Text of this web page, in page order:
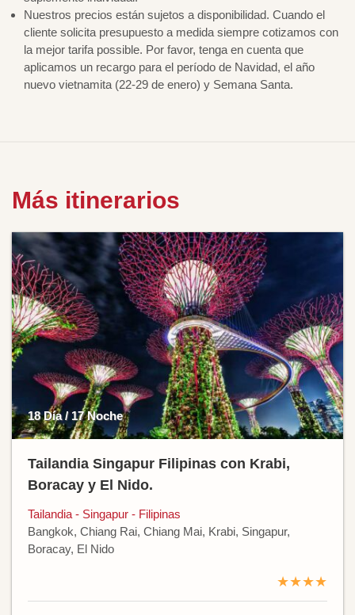
Nuestros precios están sujetos a disponibilidad. Cuando el
cliente solicita presupuesto a medida siempre cotizamos con
la mejor tarifa possible. Por favor, tenga en cuenta que
aplicamos un recargo para el período de Navidad, el año
nuevo vietnamita (22-29 de enero) y Semana Santa.
Más itinerarios
18 Día / 17 Noche
Tailandia Singapur Filipinas con Krabi,
Boracay y El Nido.
Tailandia - Singapur - Filipinas
Bangkok, Chiang Rai, Chiang Mai, Krabi, Singapur,
Boracay, El Nido
★★★★